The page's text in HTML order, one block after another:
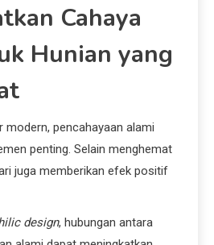
Cahaya
Hunian yang
modern, pencahayaan alami
penting. Selain menghemat
juga memberikan efek positif
design, hubungan antara